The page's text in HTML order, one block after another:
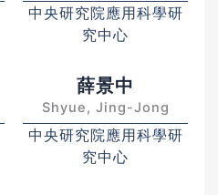
中央研究院應用科學研
究中心
薛景中
Shyue, Jing-Jong
中央研究院應用科學研
究中心